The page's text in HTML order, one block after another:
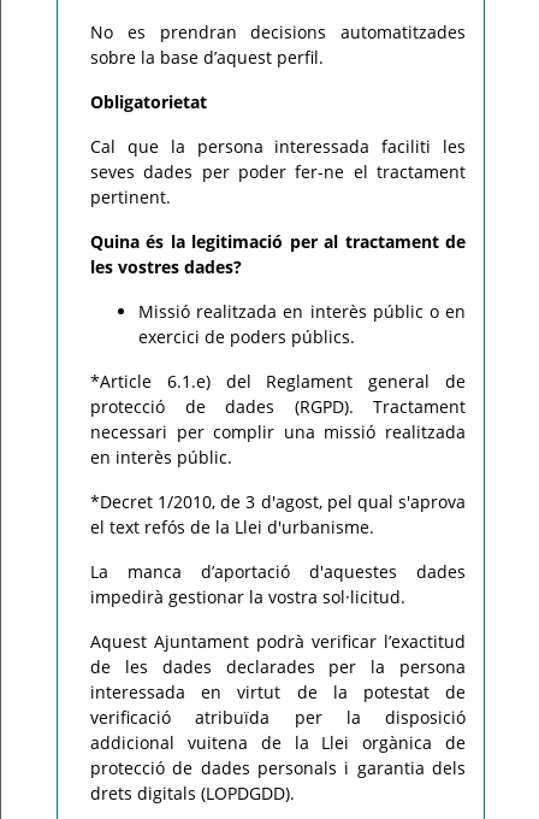
No es prendran decisions automatitzades
sobre la base d’aquest perfil.
Obligatorietat
Cal que la persona interessada faciliti les
seves dades per poder fer-ne el tractament
pertinent.
Quina és la legitimació per al tractament de
les vostres dades?
Missió realitzada en interès públic o en
exercici de poders públics.
*Article 6.1.e) del Reglament general de
protecció de dades (RGPD). Tractament
necessari per complir una missió realitzada
en interès públic.
*Decret 1/2010, de 3 d'agost, pel qual s'aprova
el text refós de la Llei d'urbanisme.
La manca d’aportació d'aquestes dades
impedirà gestionar la vostra sol·licitud.
Aquest Ajuntament podrà verificar l’exactitud
de les dades declarades per la persona
interessada en virtut de la potestat de
verificació atribuïda per la disposició
addicional vuitena de la Llei orgànica de
protecció de dades personals i garantia dels
drets digitals (LOPDGDD).